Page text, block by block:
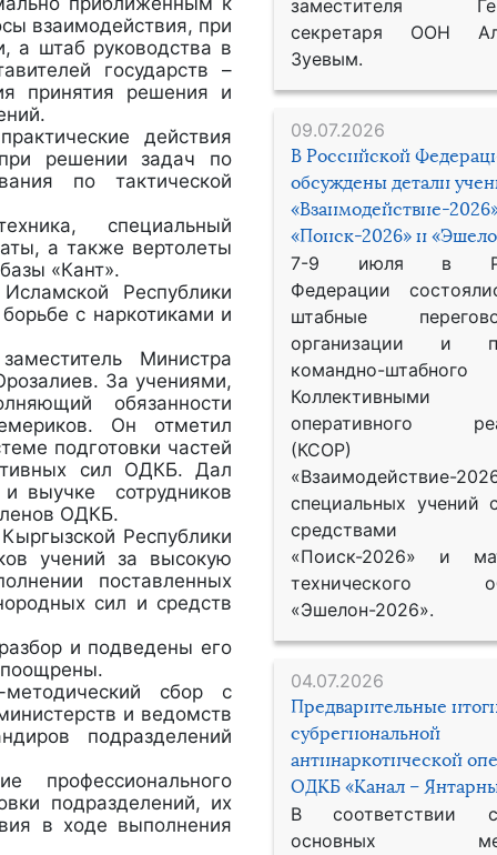
заместителя
секретаря ООН
Зуевым.
09.07.2026
В Российской
обсуждены детали
«Взаимодействие-
«Поиск-2026» и
7-9 июля в
Федерации
штабные
организации и
командно-
оперативного
(КСОР)
«Взаимодействие-
специальных учений
средствами
«Поиск-2026» и
технического
«Эшелон-2026».
04.07.2026
Предварительные
субрегиональной
антинаркотической
ОДКБ «Канал –
В соответствии
основных
взаимодействия, при
а штаб руководства в
государств –
принятия решения и
действия
решении задач по
по тактической
специальный
а также вертолеты
«Кант».
Республики
с наркотиками и
Министра
За учениями,
обязанности
Он отметил
подготовки частей
сил ОДКБ. Дал
и выучке сотрудников
ОДКБ.
Республики
учений за высокую
поставленных
сил и средств
и подведены его
поощрены.
сбор с
и ведомств
подразделений
профессионального
подразделений, их
в ходе выполнения